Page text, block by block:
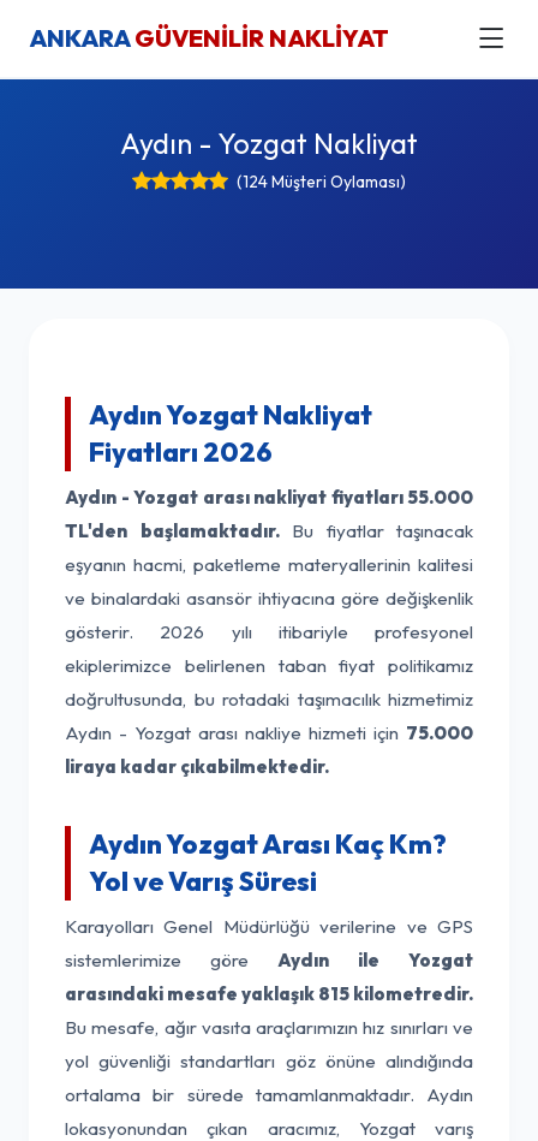
ANKARAGÜVENİLİR NAKLİYAT
Aydın - Yozgat Nakliyat
(124 Müşteri Oylaması)
Aydın Yozgat Nakliyat
Fiyatları 2026
Aydın - Yozgat arası nakliyat fiyatları55.000
TL'den başlamaktadır.Bu fiyatlar taşınacak
eşyanın hacmi, paketleme materyallerinin kalitesi
ve binalardaki asansör ihtiyacına göre değişkenlik
gösterir. 2026 yılı itibariyle profesyonel
ekiplerimizce belirlenen taban fiyat politikamız
doğrultusunda, bu rotadaki taşımacılık hizmetimiz
Aydın - Yozgat arası nakliye hizmeti için 75.000
liraya kadar çıkabilmektedir.
Aydın Yozgat Arası Kaç Km?
Yol ve Varış Süresi
Karayolları Genel Müdürlüğü verilerine ve GPS
sistemlerimize göre Aydın ile Yozgat
arasındaki mesafe yaklaşık 815 kilometredir.
Bu mesafe, ağır vasıta araçlarımızın hız sınırları ve
yol güvenliği standartları göz önüne alındığında
ortalama bir sürede tamamlanmaktadır. Aydın
lokasyonundan çıkan aracımız, Yozgat varış